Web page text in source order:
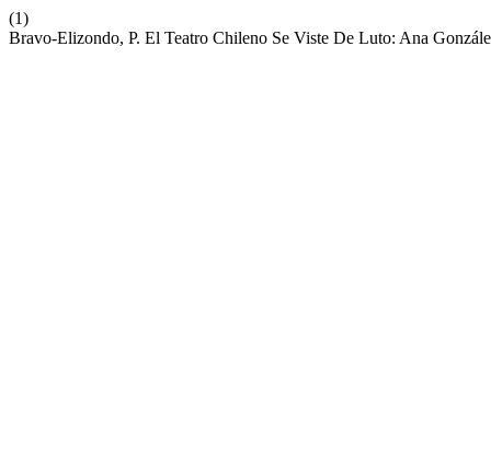
(1)
Bravo-Elizondo, P. El Teatro Chileno Se Viste De Luto: Ana